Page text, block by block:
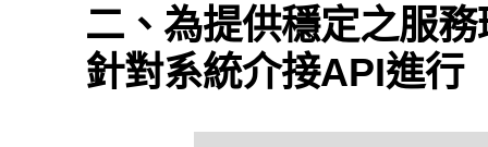
二、為提供穩定之服
針對系統介接API進行